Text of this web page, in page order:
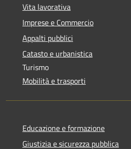
Vita lavorativa
Imprese e Commercio
Appalti pubblici
Catasto e urbanistica
Turismo
Mobilità e trasporti
Educazione e formazione
Giustizia e sicurezza pubblica